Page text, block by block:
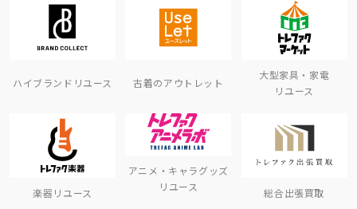
ハイブランドリユース 古着のアウトレット
大型家具・家電
リユース
楽器リユース
アニメ・キャラグッズ
リユース
総合出張買取